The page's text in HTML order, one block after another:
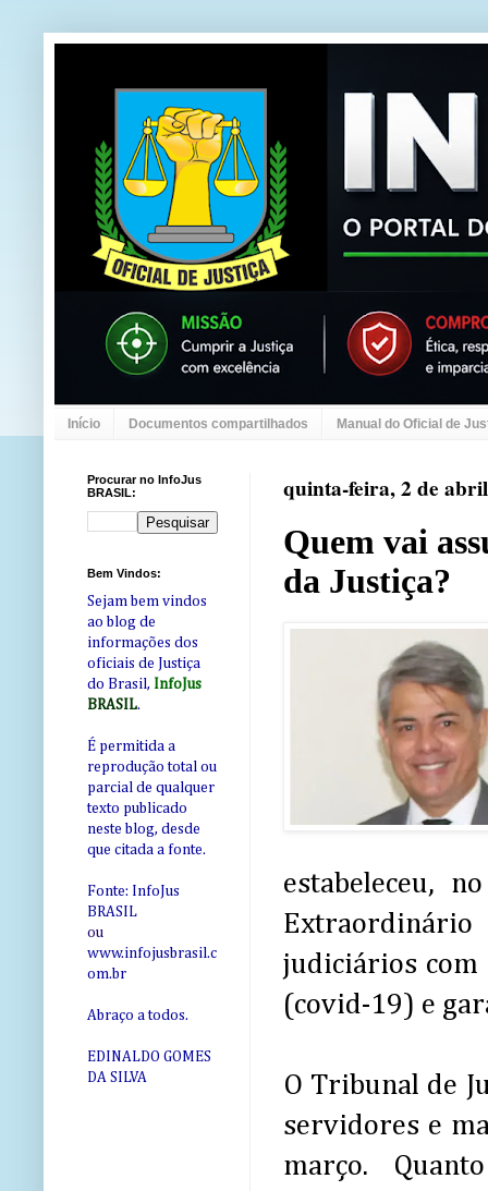
Início Documentos compartilhados Manual do Oficial de
quinta-feira, 2 de
Quem vai
da Justiça?
estabeleceu,
judiciários com
(covid-19) e
O Tribunal de
servidores e
março.
Procurar no InfoJus
BRASIL:
Bem Vindos:
Sejam bem vindos
ao blog de
informações dos
oficiais de Justiça
do Brasil, InfoJus
BRASIL.
É permitida a
reprodução total ou
parcial de qualquer
texto publicado
neste blog, desde
que citada a fonte.
Fonte: InfoJus
BRASIL
ou
www.infojusbrasil.c
om.br
Abraço a todos.
EDINALDO GOMES
DA SILVA